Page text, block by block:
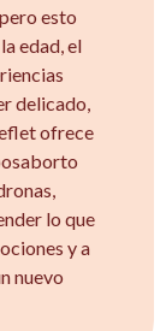
esto
edad, el
delicado,
ofrece
lo que
y a
nuevo